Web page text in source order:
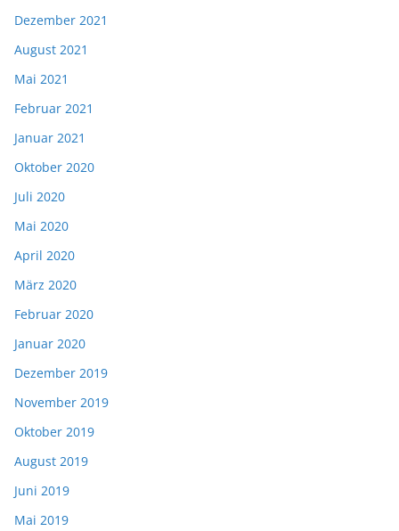
Dezember 2021
August 2021
Mai 2021
Februar 2021
Januar 2021
Oktober 2020
Juli 2020
Mai 2020
April 2020
März 2020
Februar 2020
Januar 2020
Dezember 2019
November 2019
Oktober 2019
August 2019
Juni 2019
Mai 2019